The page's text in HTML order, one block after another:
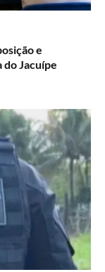
e
do Jacuípe